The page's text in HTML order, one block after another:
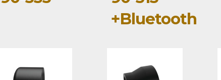
+Bluetooth